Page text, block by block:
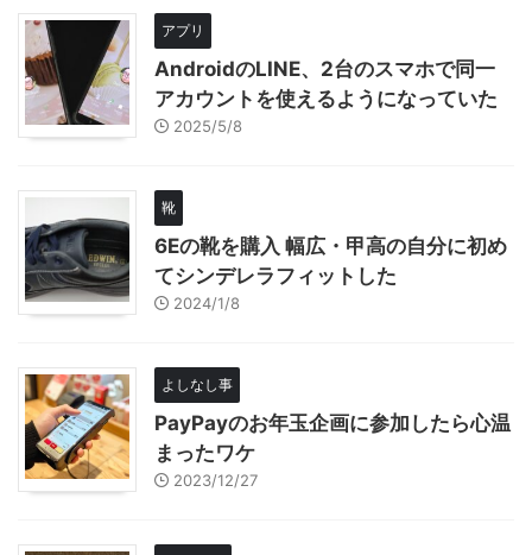
アプリ
AndroidのLINE、2台のスマホで同一
アカウントを使えるようになっていた
2025/5/8
靴
6Eの靴を購入 幅広・甲高の自分に初め
てシンデレラフィットした
2024/1/8
よしなし事
PayPayのお年玉企画に参加したら心温
まったワケ
2023/12/27